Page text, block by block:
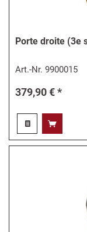
Porte droite (3e
Art.-Nr.9900015
379,90 € *